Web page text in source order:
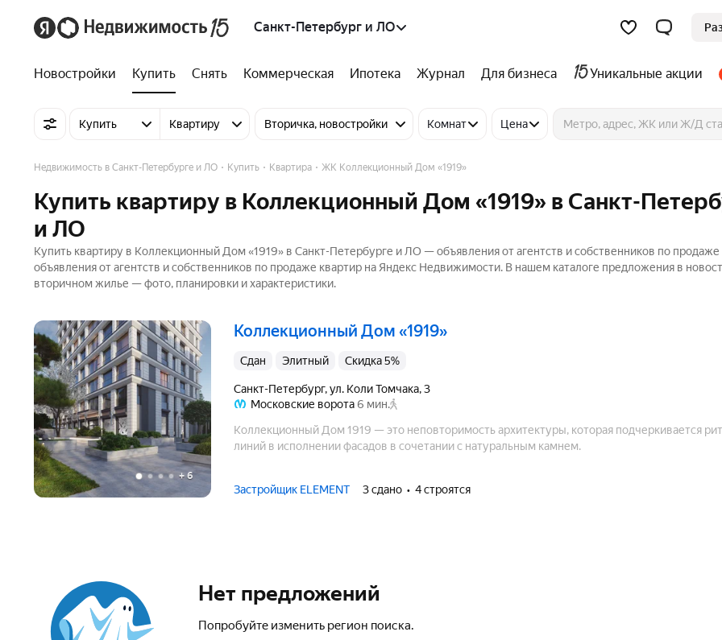
Санкт-Петербург и ЛО
Новостройки Купить Снять Коммерческая Ипотека Журнал Для бизнеса Уникальные акции
Купить Квартиру Вторичка, новостройки Комнат Цена
Недвижимость в Санкт-Петербурге и ЛО Купить Квартира ЖК Коллекционный Дом «1919»
Купить квартиру в Коллекционный Дом «1919» в Санкт-
и ЛО
Купить квартиру в Коллекционный Дом «1919» в Санкт-Петербурге и ЛО — объявления от агентств и собственников по
объявления от агентств и собственников по продаже квартир на Яндекс Недвижимости. В нашем каталоге предложения в
вторичном жилье — фото, планировки и характеристики.
Коллекционный Дом «1919»
Сдан элитный Скидка 5%
Московские ворота6 мин.
Санкт-Петербург,ул. Коли Томчака,3
Коллекционный Дом 1919 — это неповторимость архитектуры, которая подчеркивается
линий в исполнении фасадов в сочетании с натуральным камнем.
Застройщик ELEMENT 3 сдано 4 строятся
+ 6
Нет предложений
Попробуйте изменить регион поиска.